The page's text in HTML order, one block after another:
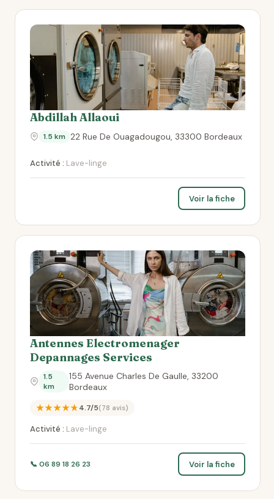
Abdillah Allaoui
1.5 km 22 Rue De Ouagadougou, 33300 Bordeaux
Activité : Lave-linge
Voir la fiche
Antennes Electromenager
Depannages Services
1.5
km
155 Avenue Charles De Gaulle, 33200
Bordeaux
★★★★★4.7/5(78 avis)
Activité : Lave-linge
📞 06 89 18 26 23 Voir la fiche